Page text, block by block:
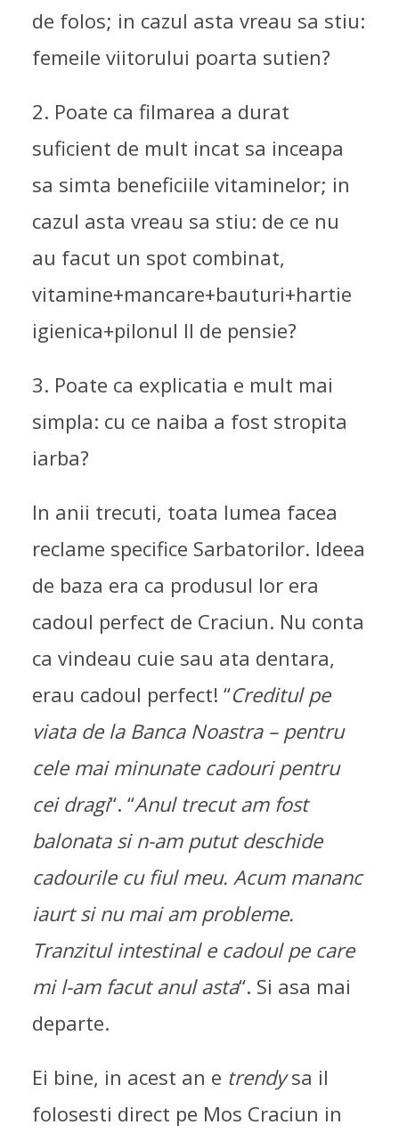
de folos; in cazul asta vreau sa stiu:
femeile viitorului poarta sutien?
2. Poate ca filmarea a durat
suficient de mult incat sa inceapa
sa simta beneficiile vitaminelor; in
cazul asta vreau sa stiu: de ce nu
au facut un spot combinat,
vitamine+mancare+bauturi+hartie
igienica+pilonul II de pensie?
3. Poate ca explicatia e mult mai
simpla: cu ce naiba a fost stropita
iarba?
In anii trecuti, toata lumea facea
reclame specifice Sarbatorilor. Ideea
de baza era ca produsul lor era
cadoul perfect de Craciun. Nu conta
ca vindeau cuie sau ata dentara,
erau cadoul perfect! “Creditul pe
viata de la Banca Noastra – pentru
cele mai minunate cadouri pentru
cei dragi“. “Anul trecut am fost
balonata si n-am putut deschide
cadourile cu fiul meu. Acum mananc
iaurt si nu mai am probleme.
Tranzitul intestinal e cadoul pe care
mi l-am facut anul asta“. Si asa mai
departe.
Ei bine, in acest an e trendysa il
folosesti direct pe Mos Craciun in